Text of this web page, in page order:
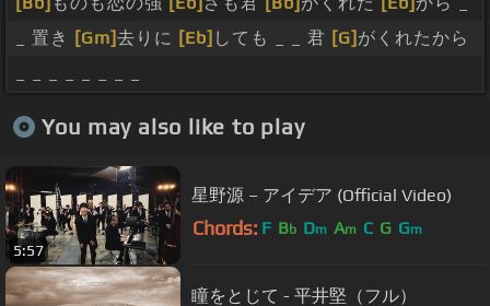
_ 置き
[Gm]去りに [Eb] しても _ _ 君 [G] がくれたから
You may also like to play
5:57
星野源 – アイデア (Official Video)
Chords: F Bb Dm Am C G Gm
瞳をとじて - 平井堅（フル）